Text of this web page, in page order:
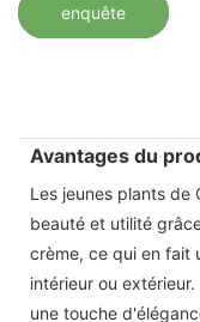
enquête
Avantages du
Les jeunes plants de
beauté et utilité
crème, ce qui en fait
intérieur ou
une touche